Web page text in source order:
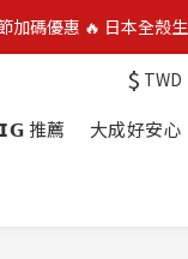
碼優惠 🔥 日本全殼
碼優惠 🔥 日本全殼
❄️ 越南干堯/貓山王/金
節優惠殺 🔥 挪威鮭魚
$ TWD
推薦 大成好安心